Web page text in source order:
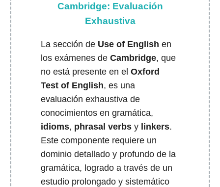
Cambridge: Evaluación
Exhaustiva
La sección de Use of English en
los exámenes de Cambridge, que
no está presente en el Oxford
Test of English, es una
evaluación exhaustiva de
conocimientos en gramática,
idioms, phrasal verbs y linkers.
Este componente requiere un
dominio detallado y profundo de la
gramática, logrado a través de un
estudio prolongado y sistemático